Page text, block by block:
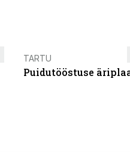
TARTU
Puidutööstuse